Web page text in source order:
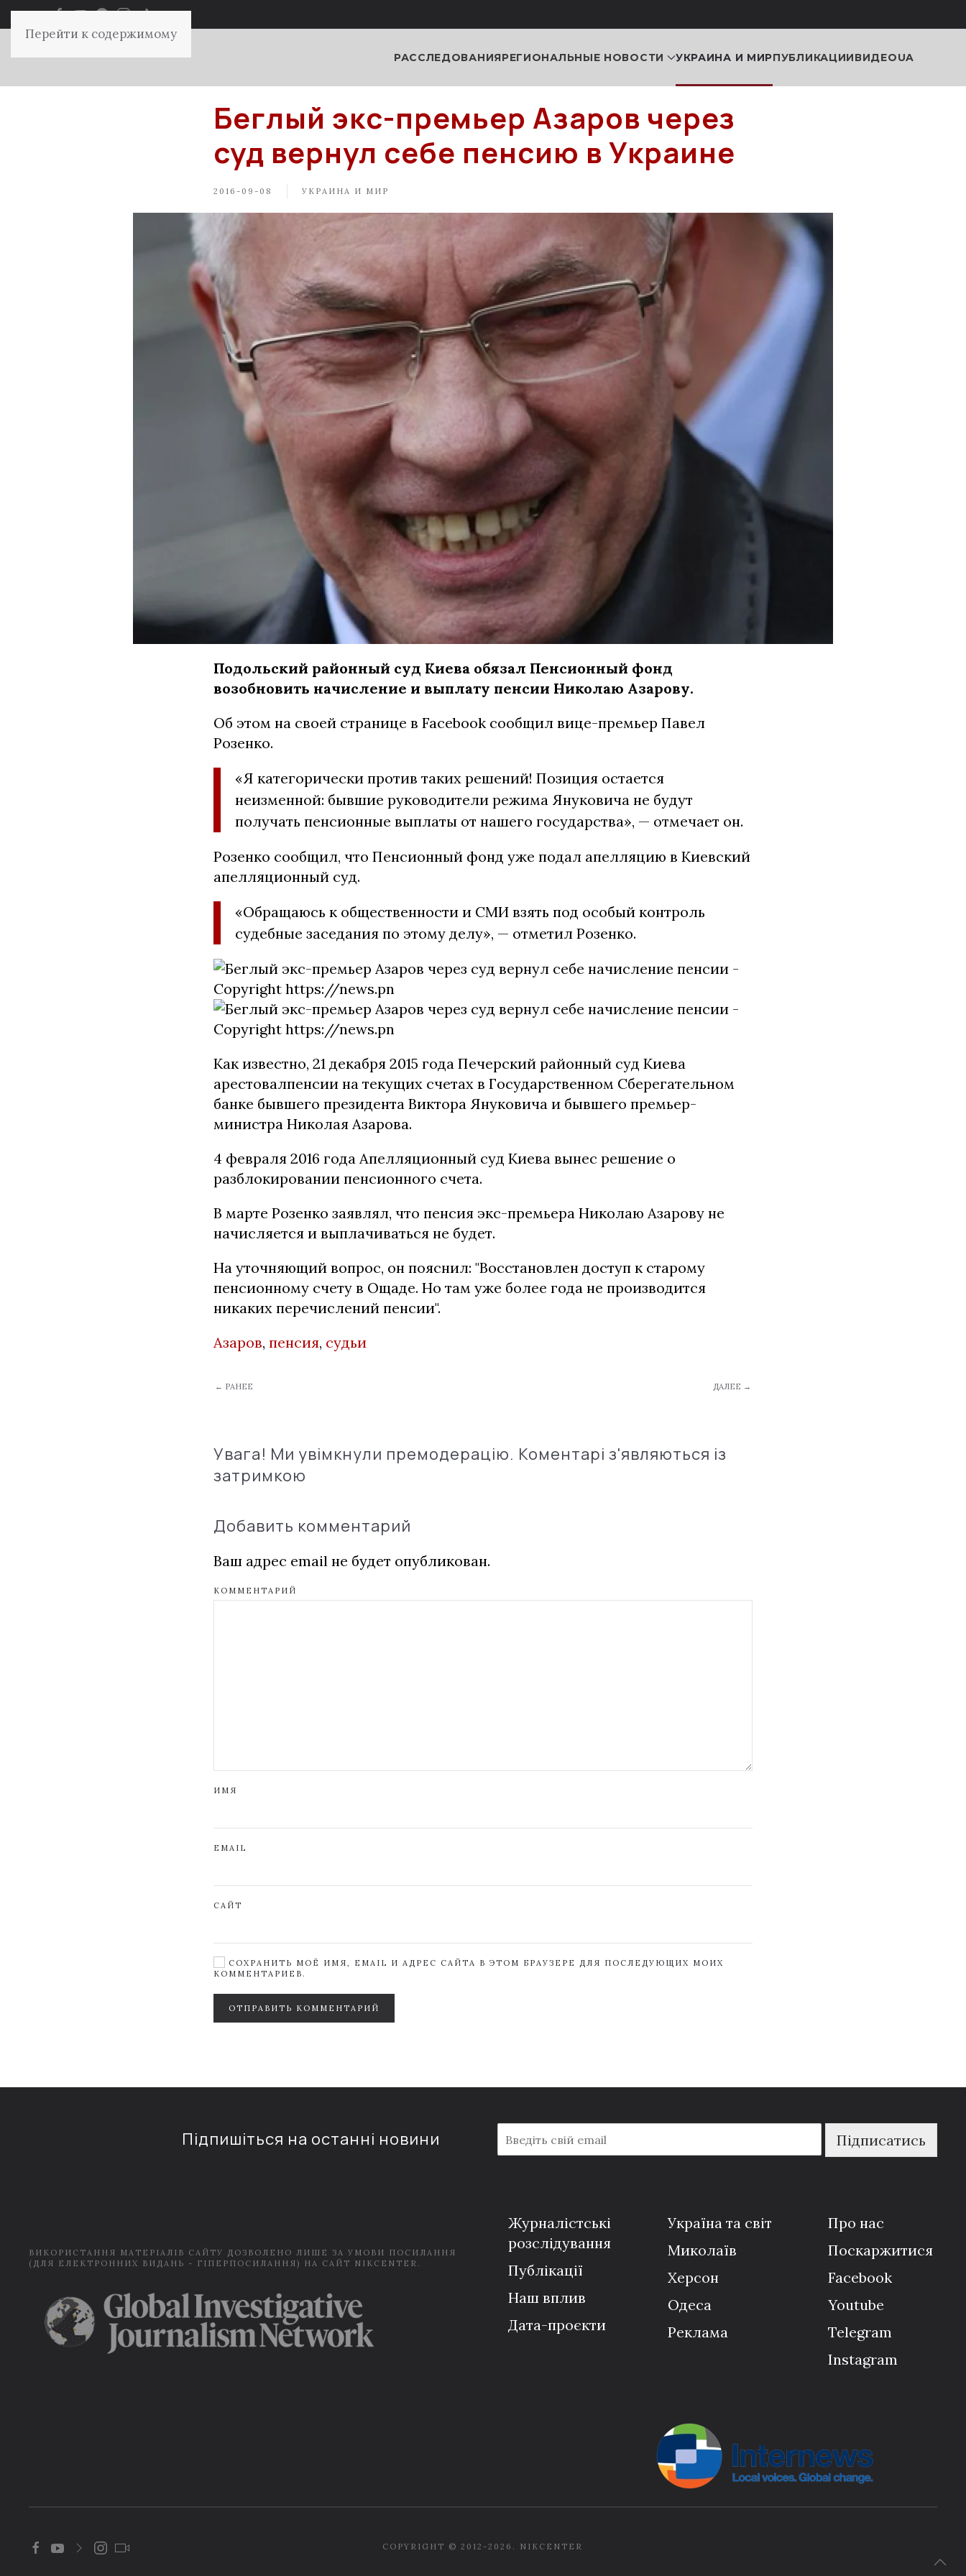
Перейти к содержимому
РАССЛЕДОВАНИЯРЕГИОНАЛЬНЫЕ НОВОСТИ УКРАИНА И МИРПУБЛИКАЦИИВИДЕОUA
Беглый экс-премьер Азаров через
суд вернул себе пенсию в Украине
2016-09-08 УКРАИНА И МИР
Подольский районный суд Киева обязал Пенсионный фонд
возобновить начисление и выплату пенсии Николаю Азарову.
Об этом на своей странице в Facebook сообщил вице-премьер Павел
Розенко.
«Я категорически против таких решений! Позиция остается
неизменной: бывшие руководители режима Януковича не будут
получать пенсионные выплаты от нашего государства», — отмечает он.
Розенко сообщил, что Пенсионный фонд уже подал апелляцию в Киевский
апелляционный суд.
«Обращаюсь к общественности и СМИ взять под особый контроль
судебные заседания по этому делу», — отметил Розенко.
Как известно, 21 декабря 2015 года Печерский районный суд Киева
арестовалпенсии на текущих счетах в Государственном Сберегательном
банке бывшего президента Виктора Януковича и бывшего премьер-
министра Николая Азарова.
4 февраля 2016 года Апелляционный суд Киева вынес решение о
разблокировании пенсионного счета.
В марте Розенко заявлял, что пенсия экс-премьера Николаю Азарову не
начисляется и выплачиваться не будет.
На уточняющий вопрос, он пояснил: "Восстановлен доступ к старому
пенсионному счету в Ощаде. Но там уже более года не производится
никаких перечислений пенсии".
Азаров, пенсия, судьи
← РАНЕЕ ДАЛЕЕ →
Увага! Ми увімкнули премодерацію. Коментарі з'являються із
затримкою
Добавить комментарий
Ваш адрес email не будет опубликован.
КОММЕНТАРИЙ
ИМЯ
EMAIL
САЙТ
СОХРАНИТЬ МОЁ ИМЯ, EMAIL И АДРЕС САЙТА В ЭТОМ БРАУЗЕРЕ ДЛЯ ПОСЛЕДУЮЩИХ МОИХ
КОММЕНТАРИЕВ.
ОТПРАВИТЬ КОММЕНТАРИЙ
Підпишіться на останні новини
m
a
Підписатись
ВИКОРИСТАННЯ МАТЕРІАЛІВ САЙТУ ДОЗВОЛЕНО ЛИШЕ ЗА УМОВИ ПОСИЛАННЯ
(ДЛЯ ЕЛЕКТРОННИХ ВИДАНЬ - ГІПЕРПОСИЛАННЯ) НА САЙТ NIKCENTER.
Журналістські
розслідування
Публікації
Наш вплив
Дата-проєкти
Україна та світ
Миколаїв
Херсон
Одеса
Реклама
Про нас
Поскаржитися
Facebook
Youtube
Telegram
Instagram
COPYRIGHT © 2012-2026. NIKCENTER